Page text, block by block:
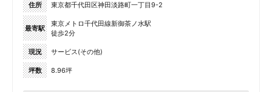
住所
東京都千代田区神田淡路町一丁目9-2
最寄駅
東京メトロ千代田線新御茶ノ水駅
徒歩2分
現況 サービス(その他)
坪数 8.96坪